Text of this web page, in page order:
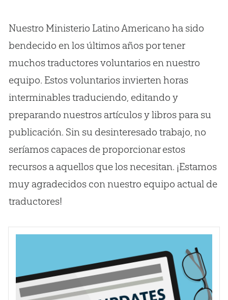
Nuestro Ministerio Latino Americano ha sido
bendecido en los últimos años por tener
muchos traductores voluntarios en nuestro
equipo. Estos voluntarios invierten horas
interminables traduciendo, editando y
preparando nuestros artículos y libros para su
publicación. Sin su desinteresado trabajo, no
seríamos capaces de proporcionar estos
recursos a aquellos que los necesitan. ¡Estamos
muy agradecidos con nuestro equipo actual de
traductores!